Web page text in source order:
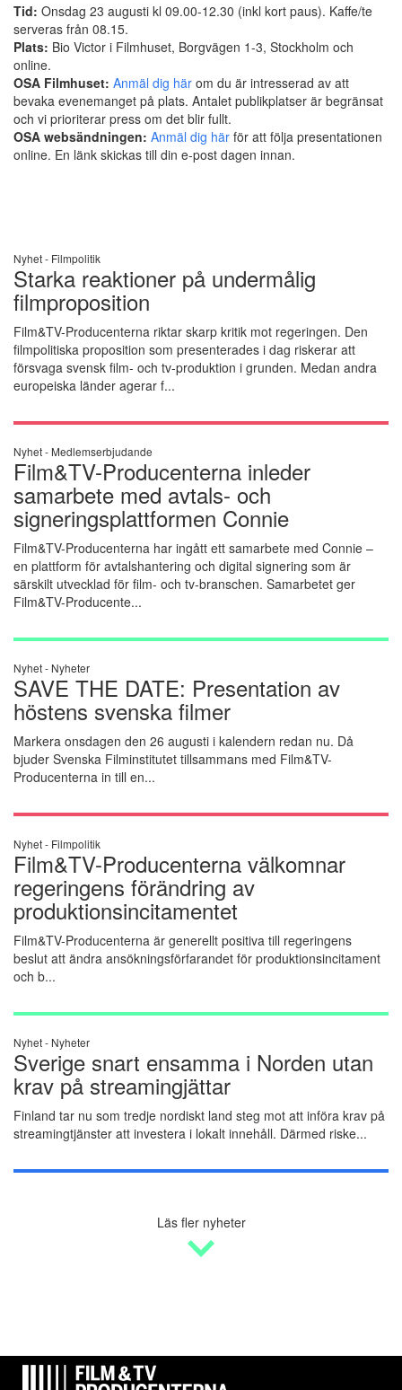
Tid: Onsdag 23 augusti kl 09.00-12.30 (inkl kort paus). Kaffe/te
serveras från 08.15.
Plats: Bio Victor i Filmhuset, Borgvägen 1-3, Stockholm och
online.
OSA Filmhuset: Anmäl dig här om du är intresserad av att
bevaka evenemanget på plats. Antalet publikplatser är begränsat
och vi prioriterar press om det blir fullt.
OSA websändningen: Anmäl dig här för att följa presentationen
online. En länk skickas till din e-post dagen innan.
Nyhet - Filmpolitik
Starka reaktioner på undermålig
filmproposition
Film&TV-Producenterna riktar skarp kritik mot regeringen. Den
filmpolitiska proposition som presenterades i dag riskerar att
försvaga svensk film- och tv-produktion i grunden. Medan andra
europeiska länder agerar f...
Nyhet - Medlemserbjudande
Film&TV-Producenterna inleder
samarbete med avtals- och
signeringsplattformen Connie
Film&TV-Producenterna har ingått ett samarbete med Connie –
en plattform för avtalshantering och digital signering som är
särskilt utvecklad för film- och tv-branschen. Samarbetet ger
Film&TV-Producente...
Nyhet - Nyheter
SAVE THE DATE: Presentation av
höstens svenska filmer
Markera onsdagen den 26 augusti i kalendern redan nu. Då
bjuder Svenska Filminstitutet tillsammans med Film&TV-
Producenterna in till en...
Nyhet - Filmpolitik
Film&TV-Producenterna välkomnar
regeringens förändring av
produktionsincitamentet
Film&TV-Producenterna är generellt positiva till regeringens
beslut att ändra ansökningsförfarandet för produktionsincitament
och b...
Nyhet - Nyheter
Sverige snart ensamma i Norden utan
krav på streamingjättar
Finland tar nu som tredje nordiskt land steg mot att införa krav på
streamingtjänster att investera i lokalt innehåll. Därmed riske...
Läs fler nyheter